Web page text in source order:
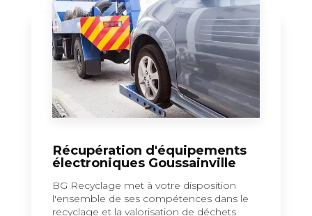
Récupération d'équipements
électroniques Goussainville
BG Recyclage met à votre disposition
l'ensemble de ses compétences dans le
recyclage et la valorisation de déchets